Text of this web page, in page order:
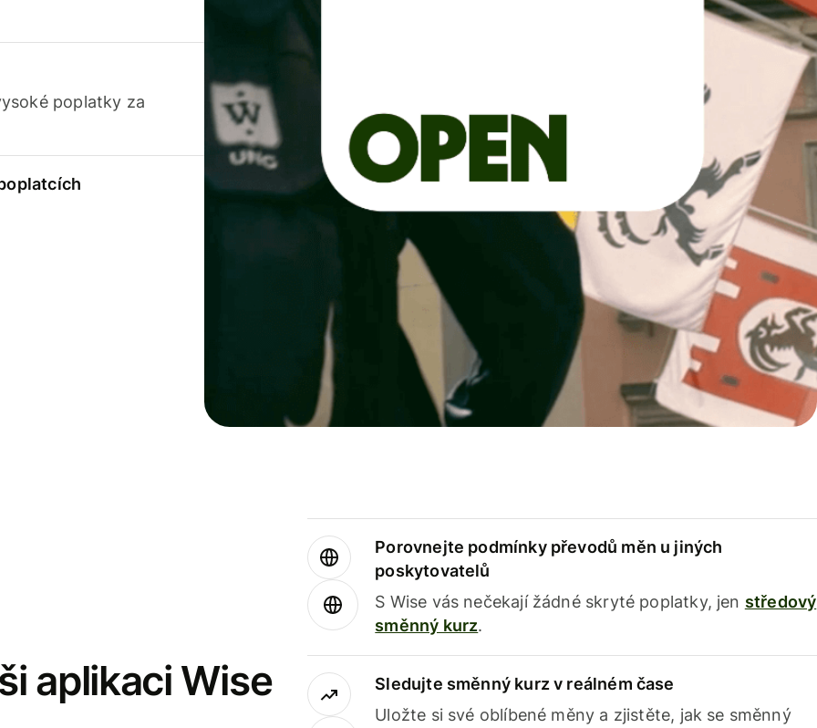
poplatky za
aplikaci Wise
Porovnejte podmínky převodů měn u jiných
poskytovatelů
S Wise vás nečekají žádné skryté poplatky, jen středový
směnný kurz.
Sledujte směnný kurz v reálném čase
Uložte si své oblíbené měny a zjistěte, jak se směnný